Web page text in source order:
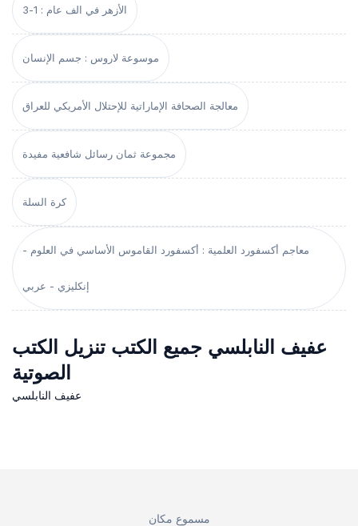
الأزهر في الف عام : 1-3
موسوعة لاروس : جسم الإنسان
معالجة الصحافة الإماراتية للإحتلال الأمريكي للعراق
مجموعة ثمان رسائل شافعية مفيدة
كرة السلة
معاجم أكسفورد العلمية : أكسفورد القاموس الأساسي في العلوم -
إنكليزي - عربي
عفيف النابلسي جميع الكتب تنزيل الكتب
الصوتية
عفيف النابلسي
مسموع مكان